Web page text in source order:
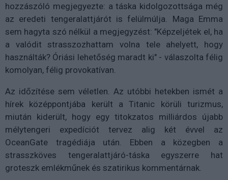
hozzászóló megjegyezte: a táska kidolgozottsága még
az eredeti tengeralattjárót is felülmúlja. Maga Emma
sem hagyta szó nélkül a megjegyzést: "Képzeljétek el, ha
a valódit strasszozhattam volna tele ahelyett, hogy
használták? Óriási lehetőség maradt ki" - válaszolta félig
komolyan, félig provokatívan.
Az időzítése sem véletlen. Az utóbbi hetekben ismét a
hírek középpontjába került a Titanic körüli turizmus,
miután kiderült, hogy egy titokzatos milliárdos újabb
mélytengeri expedíciót tervez alig két évvel az
OceanGate tragédiája után. Ebben a közegben a
strasszköves tengeralattjáró-táska egyszerre hat
groteszk emlékműnek és szatirikus kommentárnak.